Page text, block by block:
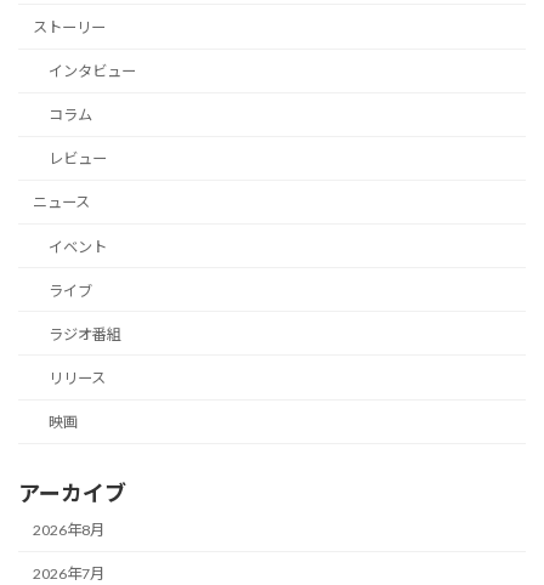
ストーリー
インタビュー
コラム
レビュー
ニュース
イベント
ライブ
ラジオ番組
リリース
映画
アーカイブ
2026年8月
2026年7月